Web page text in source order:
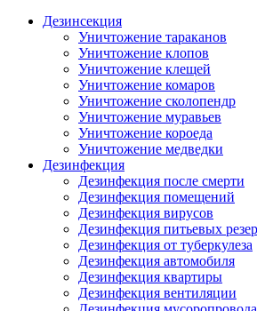
Дезинсекция
Уничтожение тараканов
Уничтожение клопов
Уничтожение клещей
Уничтожение комаров
Уничтожение сколопендр
Уничтожение муравьев
Уничтожение короеда
Уничтожение медведки
Дезинфекция
Дезинфекция после смерти
Дезинфекция помещений
Дезинфекция вирусов
Дезинфекция питьевых
Дезинфекция от туберкулеза
Дезинфекция автомобиля
Дезинфекция квартиры
Дезинфекция вентиляции